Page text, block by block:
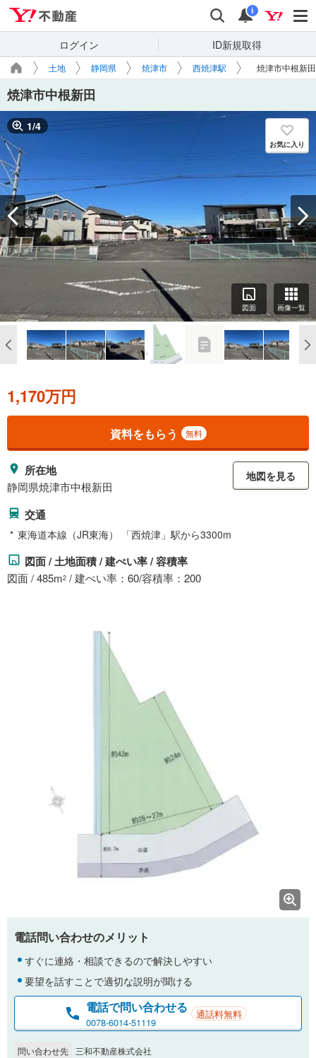
検索 通知
i
ログイン ID新規取得
土地 静岡県 焼津市 西焼津駅 焼津市中根新田
焼津市中根新田
1/4
お気に入り
図面 画像一覧
1,170万円
資料をもらう 無料
所在地
静岡県焼津市中根新田
地図を見る
交通
東海道本線（JR東海） 「西焼津」駅から3300m
図面 / 土地面積 / 建ぺい率 / 容積率
図面 / 485m2 / 建ぺい率：60/容積率：200
電話問い合わせのメリット
すぐに連絡・相談できるので解決しやすい
要望を話すことで適切な説明が聞ける
電話で問い合わせる
0078-6014-51119
通話料無料
問い合わせ先
三和不動産株式会社